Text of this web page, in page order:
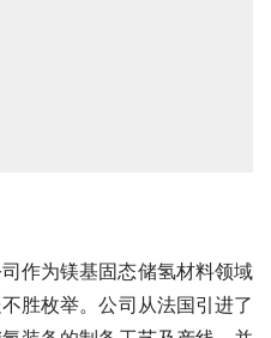
作为镁基固态储氢材料领域
胜枚举。公司从法国引进了